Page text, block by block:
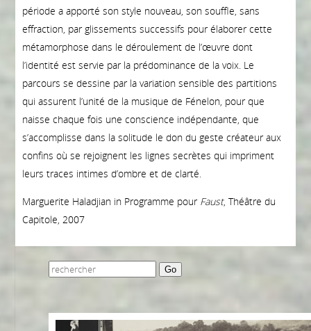
période a apporté son style nouveau, son souffle, sans
effraction, par glissements successifs pour élaborer cette
métamorphose dans le déroulement de l’œuvre dont
l’identité est servie par la prédominance de la voix. Le
parcours se dessine par la variation sensible des partitions
qui assurent l’unité de la musique de Fénelon, pour que
naisse chaque fois une conscience indépendante, que
s’accomplisse dans la solitude le don du geste créateur aux
confins où se rejoignent les lignes secrètes qui impriment
leurs traces intimes d’ombre et de clarté.
Marguerite Haladjian in Programme pour Faust, Théâtre du
Capitole, 2007
Go